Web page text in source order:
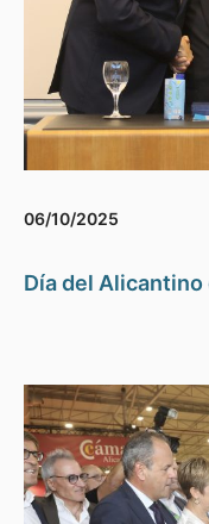
06/10/2025
Día del